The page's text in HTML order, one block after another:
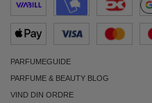
PARFUMEGUIDE
PARFUME & BEAUTY BLOG
VIND DIN ORDRE